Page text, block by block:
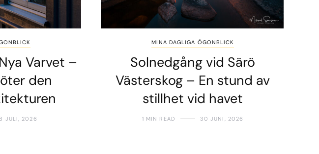
Varvet –
den
8 JULI, 2026
MINA DAGLIGA ÖGONBLICK
Solnedgång vid Särö
Västerskog – En stund av
stillhet vid havet
1 MIN READ 30 JUNI, 2026